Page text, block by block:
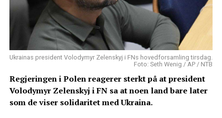
Ukrainas president Volodymyr Zelenskyj i FNs hovedforsamling tirsdag.
Foto: Seth Wenig / AP / NTB
Regjeringen i Polen reagerer sterkt på at president
Volodymyr Zelenskyj i FN sa at noen land bare later
som de viser solidaritet med Ukraina.